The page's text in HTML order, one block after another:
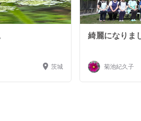
茨城
綺麗になりま
菊池紀久子